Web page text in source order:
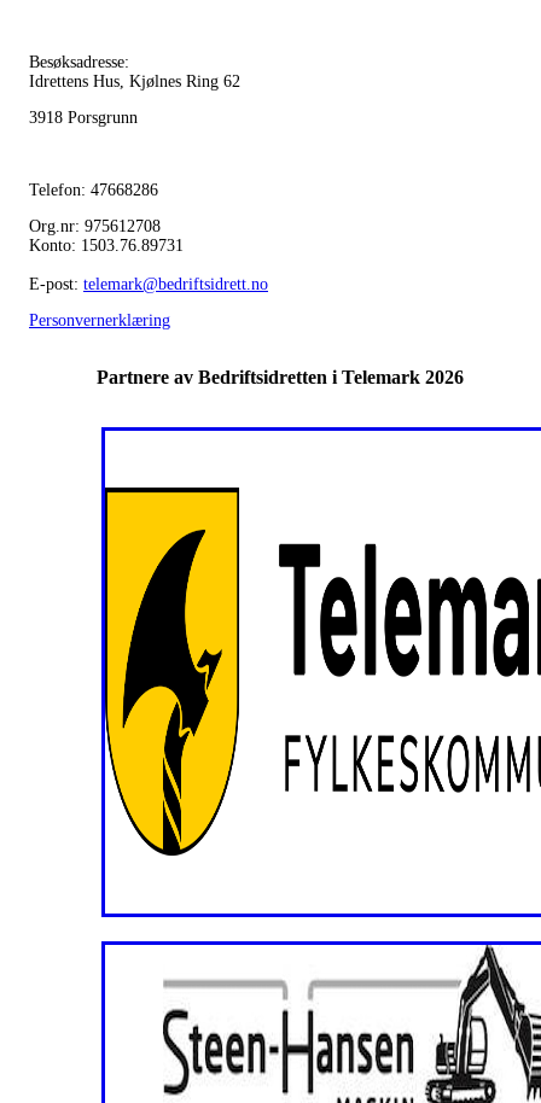
Besøksadresse:
Idrettens Hus, Kjølnes Ring 62
3918 Porsgrunn
Telefon: 47668286
Org.nr: 975612708
Konto: 1503.76.89731
E-post: telemark@bedriftsidrett.no
Personvernerklæring
Partnere av Bedriftsidretten i Telemark 2026